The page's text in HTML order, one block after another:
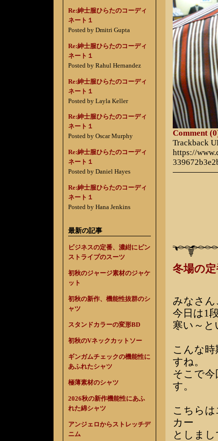
Re:紳士服ひらたのコーディ
ネート１
Posted by Dmitri Gupta
Re:紳士服ひらたのコーディ
ネート１
Posted by Rahul Hernandez
Re:紳士服ひらたのコーディ
ネート１
Posted by Layla Keller
Re:紳士服ひらたのコーディ
ネート１
Posted by Oscar Murphy
Re:紳士服ひらたのコーディ
ネート１
Posted by Daniel Hayes
Re:紳士服ひらたのコーディ
ネート１
Posted by Hana Jenkins
最新の記事
ビジネスの定番、濃紺にピン
ストライプのスーツ
初秋のジャージ素材のジャケ
ット
初秋の新作、機能性抜群のシ
ャツ
スタンドカラーの変形BD
初秋のVネックカットソー
ギンガムチェックの機能性に
あふれたシャツ
極薄素材のシャツ
2026秋の新作機能性にあふ
れた綿シャツ
アンジェロからストレッチデ
ニム
Comment
Trackback
https://
冬場の
みなさ
今日は1
寒い～と
こんな
すね。
そこで
す。
こちら
カー
としま